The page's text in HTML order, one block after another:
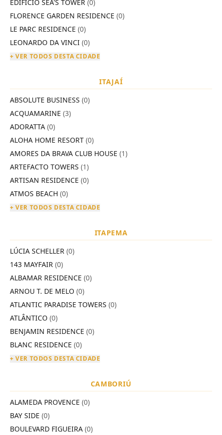
EDIFÍCIO SEA'S TOWER (0)
FLORENCE GARDEN RESIDENCE (0)
LE PARC RESIDENCE (0)
LEONARDO DA VINCI (0)
+ VER TODOS DESTA CIDADE
ITAJAÍ
ABSOLUTE BUSINESS (0)
ACQUAMARINE (3)
ADORATTA (0)
ALOHA HOME RESORT (0)
AMORES DA BRAVA CLUB HOUSE (1)
ARTEFACTO TOWERS (1)
ARTISAN RESIDENCE (0)
ATMOS BEACH (0)
+ VER TODOS DESTA CIDADE
ITAPEMA
LÚCIA SCHELLER (0)
143 MAYFAIR (0)
ALBAMAR RESIDENCE (0)
ARNOU T. DE MELO (0)
ATLANTIC PARADISE TOWERS (0)
ATLÂNTICO (0)
BENJAMIN RESIDENCE (0)
BLANC RESIDENCE (0)
+ VER TODOS DESTA CIDADE
CAMBORIÚ
ALAMEDA PROVENCE (0)
BAY SIDE (0)
BOULEVARD FIGUEIRA (0)